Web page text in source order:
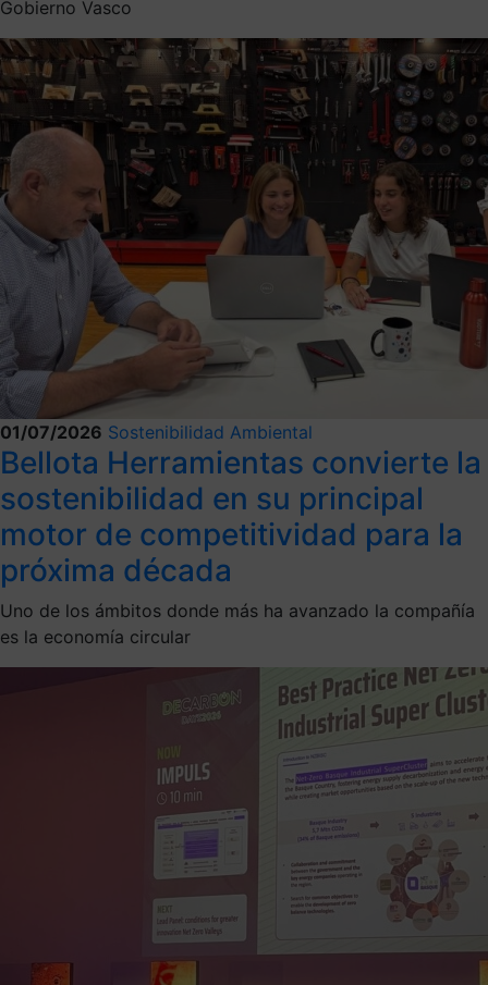
Gobierno Vasco
01/07/2026 Sostenibilidad Ambiental
Bellota Herramientas convierte la
sostenibilidad en su principal
motor de competitividad para la
próxima década
Uno de los ámbitos donde más ha avanzado la compañía
es la economía circular